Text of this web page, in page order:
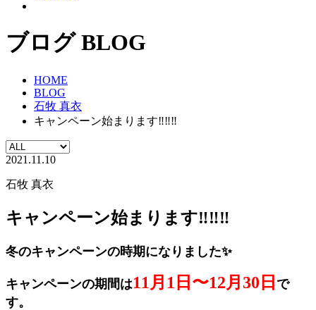
ブログ BLOG
HOME
BLOG
石牧 真衣
キャンペーン始まります‼︎‼︎‼︎
2021.11.10
石牧 真衣
キャンペーン始まります‼︎‼︎‼︎
冬のキャンペーンの時期になりました✨
キャンペーンの期間は11月1日〜12月30日 で
す。